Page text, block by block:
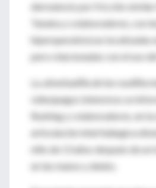
dermatosis por fricción similar
Tanaka y colaboradores, con
hiperqueratósicas localizadas
pero relacionadas con el uso
Laalmohadilla de los nudillos
videojuegos intensivos se
Rushing y colaboradores, en la
articulación interfalángica
niño de 13 años después de
en las manos y dedos.